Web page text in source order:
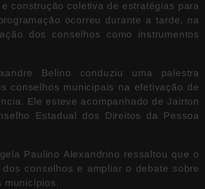
construção coletiva de estratégias para
ocorreu durante a tarde, na
dos conselhos como instrumentos
Belino conduziu uma palestra
conselhos municipais na efetivação de
Ele esteve acompanhado de Jairton
Estadual dos Direitos da Pessoa
Paulino Alexandrino ressaltou que o
conselhos e ampliar o debate sobre
municípios.